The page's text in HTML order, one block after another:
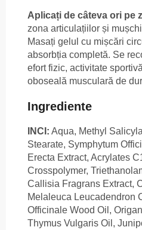
Aplicați de câteva ori pe
zona articulațiilor și
Masați gelul cu mișcări
absorbția completă. Se
efort fizic, activitate
oboseală musculară de
Ingrediente
INCI: Aqua, Methyl
Stearate, Symphytum
Erecta Extract, Acrylates
Crosspolymer,
Callisia Fragrans Extract,
Melaleuca Leucadendron
Officinale Wood Oil,
Thymus Vulgaris Oil,